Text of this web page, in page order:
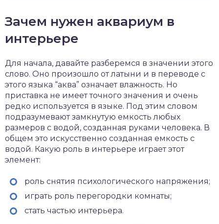
Зачем нужен аквариум в
интерьере
Для начала, давайте разберемся в значении этого
слово. Оно произошло от латыни и в переводе с
этого языка “аква” означает влажность. Но
приставка не имеет точного значения и очень
редко используется в языке. Под этим словом
подразумевают замкнутую емкость любых
размеров с водой, созданная руками человека. В
общем это искусственно созданная емкость с
водой. Какую роль в интерьере играет этот
элемент:
роль снятия психологического напряжения;
играть роль перегородки комнаты;
стать частью интерьера.